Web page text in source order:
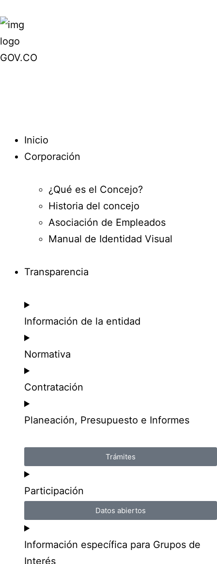
Inicio
Corporación
¿Qué es el Concejo?
Historia del concejo
Asociación de Empleados
Manual de Identidad Visual
Transparencia
Información de la entidad
Normativa
Contratación
Planeación, Presupuesto e Informes
Trámites
Participación
Datos abiertos
Información específica para Grupos de
Interés